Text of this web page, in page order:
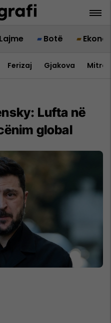
Lajme Botë
Ferizaj Gjakova
Lufta në
global